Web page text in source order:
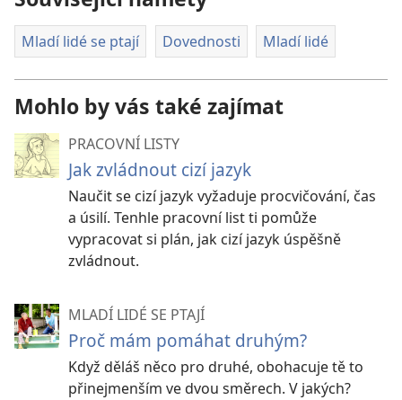
Mladí lidé se ptají Dovednosti Mladí lidé
Mohlo by vás také zajímat
PRACOVNÍ LISTY
Jak zvládnout cizí jazyk
Naučit se cizí jazyk vyžaduje procvičování, čas
a úsilí. Tenhle pracovní list ti pomůže
vypracovat si plán, jak cizí jazyk úspěšně
zvládnout.
MLADÍ LIDÉ SE PTAJÍ
Proč mám pomáhat druhým?
Když děláš něco pro druhé, obohacuje tě to
přinejmenším ve dvou směrech. V jakých?